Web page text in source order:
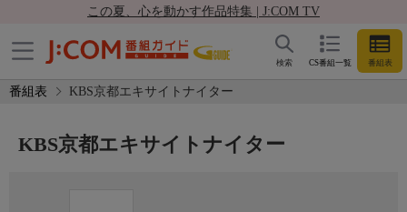
この夏、心を動かす作品特集 | J:COM TV
CS番組一覧 番組表
検索
番組表 KBS京都エキサイトナイター
KBS京都エキサイトナイター